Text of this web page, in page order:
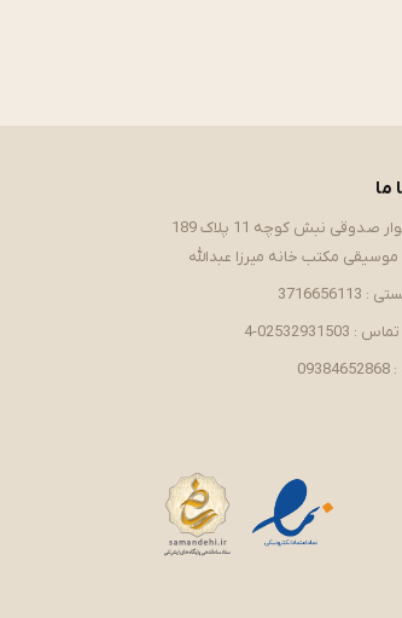
ما
قم.بلوار صدوقی نبش کوچه 11 پلاک 189
موسیقی مکتب خانه میرزا عبدالله
4